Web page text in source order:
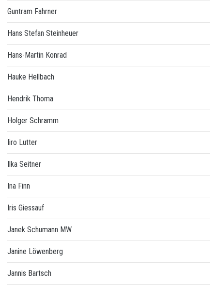
Guntram Fahrner
Hans Stefan Steinheuer
Hans-Martin Konrad
Hauke Hellbach
Hendrik Thoma
Holger Schramm
Iiro Lutter
Ilka Seitner
Ina Finn
Iris Giessauf
Janek Schumann MW
Janine Löwenberg
Jannis Bartsch